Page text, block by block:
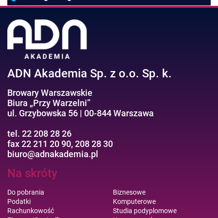
Efektywność osobista//Wellbeing
ADN Akademia Sp. z o.o. Sp. k.
Browary Warszawskie
Biura „Przy Warzelni”
ul. Grzybowska 56 | 00-844 Warszawa
tel. 22 208 28 26
fax 22 211 20 90, 208 28 30
biuro@adnakademia.pl
Na skróty
Do pobrania
Podatki
Rachunkowość
Biznesowe
Komputerowe
Studia podyplomowe